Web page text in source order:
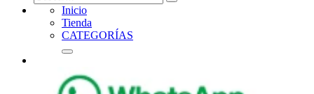
Inicio
Tienda
CATEGORÍAS